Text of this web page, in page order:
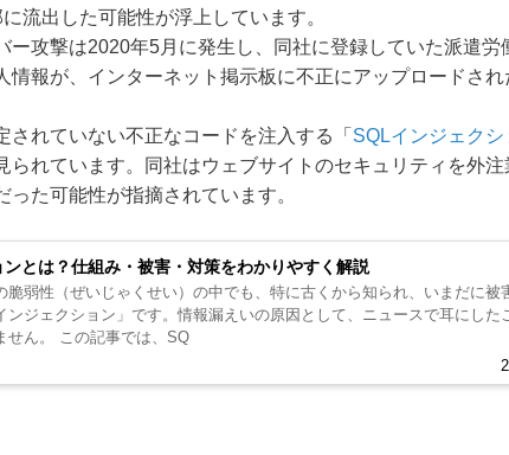
流出した可能性が浮上しています。
ー攻撃は2020年5月に発生し、同社に登録していた派遣労
報が、インターネット掲示板に不正にアップロードされ
れていない不正なコードを注入する「 SQLインジェクシ
られています。同社はウェブサイトのセキュリティを外注
た可能性が指摘されています。
とは？仕組み・被害・対策をわかりやすく解説
脆弱性（ぜいじゃくせい）の中でも、特に古くから知られ、いまだに被
ンジェクション」です。情報漏えいの原因として、ニュースで耳にした
る人もいるかもしれません。 この記事では、SQ